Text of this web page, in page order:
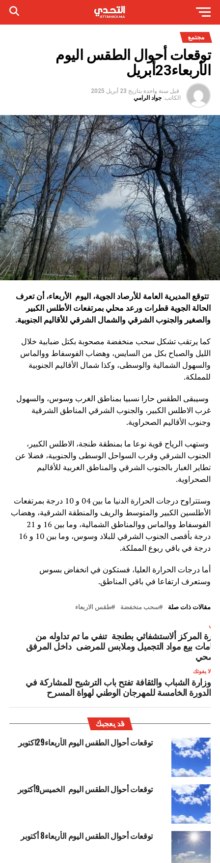
مجتمع
توقعات أحوال الطقس اليوم
الأربعاء23أبريل
قبل سنة واحدة بتاريخ 23 أبريل 2025
الكاتب: جواد الرامي
تتوقع المديرية العامة للأرصاد الجوية، اليوم الأربعاء، أن تعرف
الحالة الجوية قطرات ورعد محلي بمرتفعات الأطلس الكبير
والصغير والجنوب الشرقي والشمال الشرقي للأقاليم الجنوبية.
كما يرتقب تشكل سحب منخفضة مصحوبة بكتل ضبابية خلال
الليل والصباح بكل من السايس، وهضاب الفوسفاط ووالماس
والسهول الشمالية والوسطى، وكذا شمال الأقاليم الجنوبية
للمملكة.
وسيبقى الطقس حارا نسبيا بمناطق الغرب وسوس، والسهول
غرب الاطلس الكبير، والجنوب الشرقي المناطق الشرقية
وجنوب الأقاليم الصحراوية.
وستهب الرياح قوية نوعا ما بمنطقة طنجة، الاطلس الكبير،
الجنوب الشرقي وقرب السواحل الوسطى والجنوبية، فضلا عن
تطاير الغبار بالجنوب الشرقي والمناطق الغربية للأقاليم
الصحراوية.
وستتراوح درجات الحرارة الدنيا ما بين 04 و 10 درجة بمرتفعات
الأطلسين الكبير والمتوسط والريف والمنطقة الشرقية، وهضاب
الفوسفاط ووالماس ووالمناطق الشمالية، وما بين 16 و 21
درجة بأقصى الجنوب الشرقي للبلاد وسوس، وما بين 10 و 16
درجة في باقي ربوع المملكة.
أما درجات الحرارة العليا، فستكون في انخفاض بسوس
وستعرف ارتفاعا في باقي المناطق.
مقالات ذات صلة سحب منخفضة طقس الاربعاء
المركز ألاستشفائي بطنجة تنفي ما تم تداوله من
بيع مواد التجميل وملابس للمرضى داخل المرفق
لا يفوتك
وزارة الشباب والثقافة تفتح باب الترشيح للمشاركة في
الدورة الخامسة للمهرجان الوطني لهواة المسرح
قد يعجبك
توقعات أحوال الطقس اليوم الأربعاء29اكتوبر
توقعات أحوال الطقس اليوم الخميس9أكتوبر
توقعات أحوال الطقس اليوم الأربعاء8 أكتوبر